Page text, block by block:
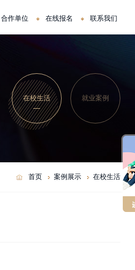
合作单位 在线报名 联系我们
在校生活 就业案例
首页 案例展示 在校生活